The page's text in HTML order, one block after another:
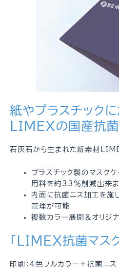
紙やプラスチック
LIMEXの国産抗菌
石灰石から生まれた新素材
プラスチック製のマスク
用料を約33％削減出来ま
内面に抗菌ニス加工を施
管理が可能
複数カラー展開＆オリジ
「LIMEX抗菌マス
印刷：4色フルカラー＋抗菌ニス